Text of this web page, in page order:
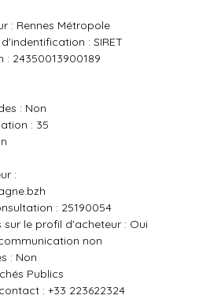
: Rennes Métropole
: SIRET
: 24350013900189
: Non
: 35
:
: 25190054
le profil d'acheteur : Oui
non
: Non
Publics
: +33 223622324